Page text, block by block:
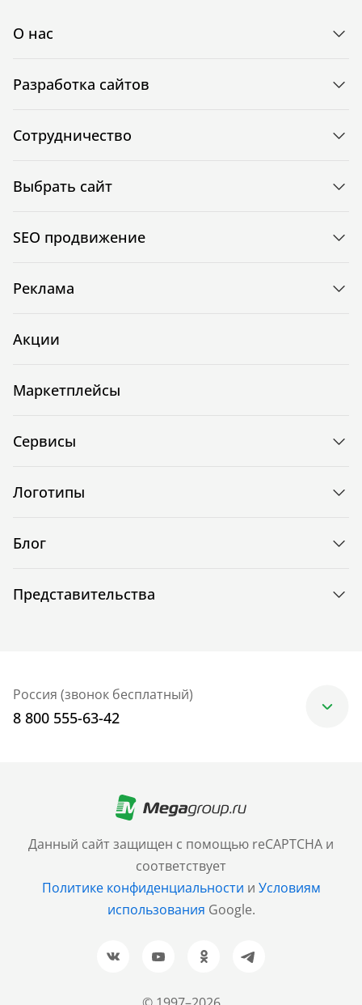
Данный сайт защищен с помощью reCAPTCHA и
соответствует
Политике конфиденциальности и Условиям
использования Google.
О нас
Разработка сайтов
Сотрудничество
Выбрать сайт
SEO продвижение
Реклама
Акции
Маркетплейсы
Сервисы
Логотипы
Блог
Представительства
Россия (звонок бесплатный)
8 800 555-63-42
+7 (499) 705-30-10
Санкт-Петербург
+7 (812) 600-77-33
Барнаул
+7 (961) 999-93-93
Новосибирск